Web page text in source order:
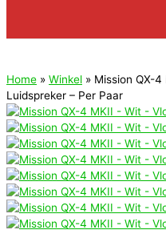
Home » Winkel » Mission QX-
Luidspreker – Per Paar